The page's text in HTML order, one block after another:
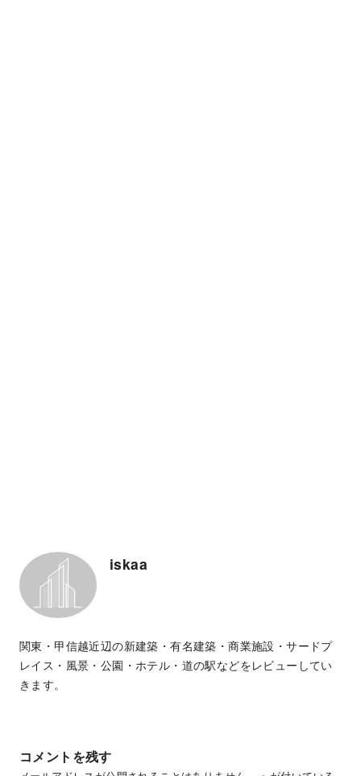
iskaa
関東・甲信越近辺の新建築・有名建築・商業施設・サードプ
レイス・風景・公園・ホテル・道の駅などをレビューしてい
きます。
コメントを残す